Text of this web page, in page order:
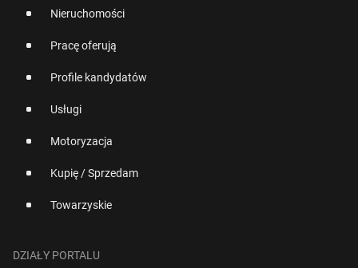
Nieruchomości
Pracę oferują
Profile kandydatów
Usługi
Motoryzacja
Kupię / Sprzedam
Towarzyskie
DZIAŁY PORTALU